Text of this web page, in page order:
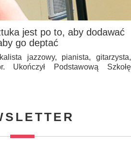
jest po to, aby dodawać
go deptać
jazzowy, pianista, gitarzysta,
Ukończył Podstawową Szkołę